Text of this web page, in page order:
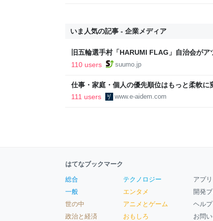
いま人気の記事 - 企業メディア
旧五輪選手村「HARUMI FLAG」自治会が
ルで挑む、盆踊り2万人集客や交通改善など
110 users suumo.jp
仕事・家庭・個人の優先順位はもっと柔軟
後の自分に伝えたいこと - りっすん by イーア
111 users www.e-aidem.com
はてなブックマーク
総合
一般
世の中
政治と経済
テクノロジー
エンタメ
アニメとゲーム
おもしろ
アプ
開発
ヘルプ
お問